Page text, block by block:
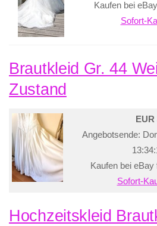
Kaufen bei
Sofort-
Brautkleid Gr. 44
Zustand
EUR
Angebotsende:
Kaufen bei
Sofort-
Hochzeitskleid